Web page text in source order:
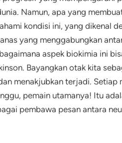
Namun, apa yang
kondisi ini, yang dikenal
yang menggabungkan
aspek biokimia ini
Bayangkan otak kita
menakjubkan terjadi. Setiap
pemain utamanya! Itu
pembawa pesan antara